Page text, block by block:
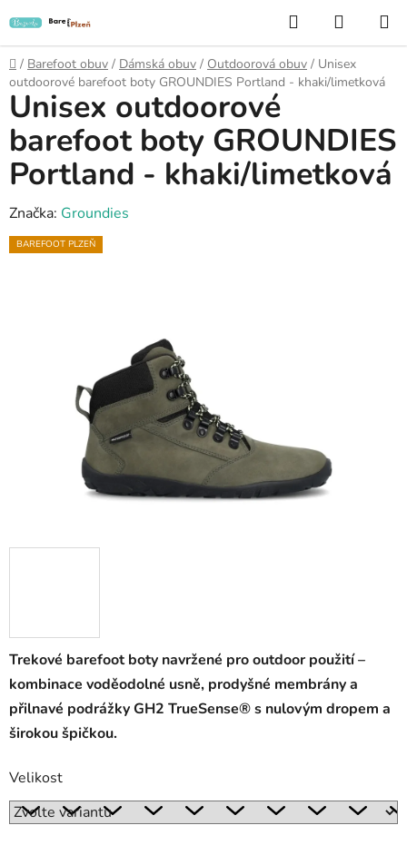
na
obsah
Hledat
KOŠÍK
Domů
/ Barefoot obuv / Dámská obuv / Outdoorová obuv / Unisex
outdoorové barefoot boty GROUNDIES Portland - khaki/limetková
Trekové barefoot boty navržené pro outdoor použití –
kombinace voděodolné usně, prodyšné membrány a
přilnavé podrážky GH2 TrueSense® s nulovým dropem a
širokou špičkou.
Velikost
Unisex outdoorové
barefoot boty GROUNDIES
Portland - khaki/limetková
Značka: Groundies
BAREFOOT PLZEŇ